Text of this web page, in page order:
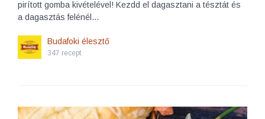
pirított gomba kivételével! Kezdd el dagasztani a tésztát és
a dagasztás felénél…
Budafoki élesztő
347 recept